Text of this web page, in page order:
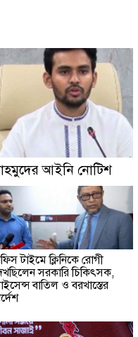
আইনি নোটিশ
টাইমে ক্লিনিকে রোগী
সরকারি চিকিৎসক,
বাতিল ও বরখাস্তের